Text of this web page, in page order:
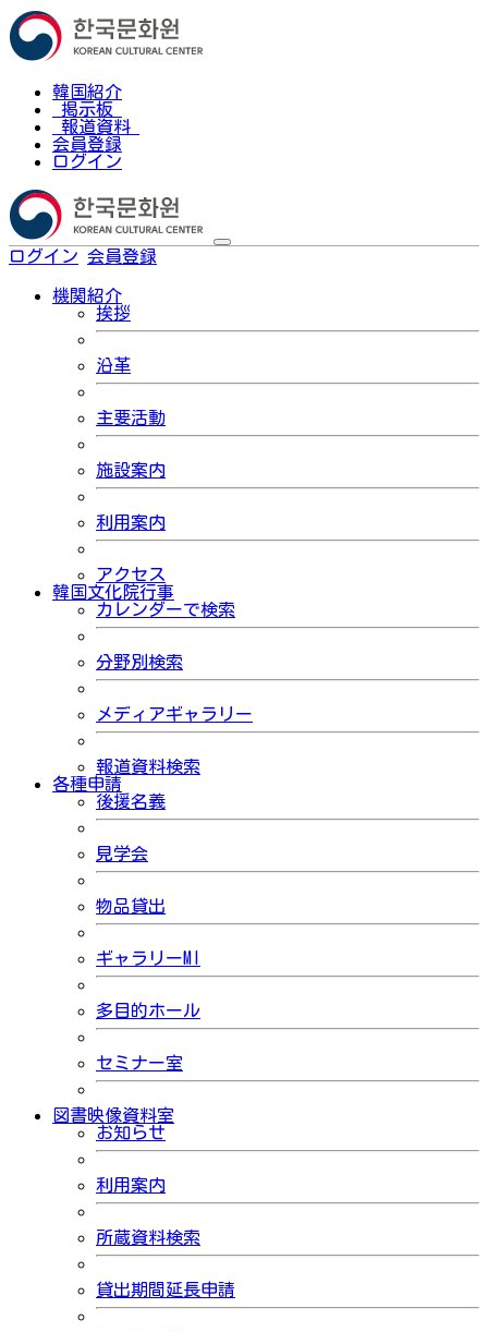
韓国紹介
掲示板
報道資料
会員登録
ログイン
ログイン 会員登録
機関紹介
挨拶
沿革
主要活動
施設案内
利用案内
アクセス
韓国文化院行事
カレンダーで検索
分野別検索
メディアギャラリー
報道資料検索
各種申請
後援名義
見学会
物品貸出
ギャラリーMI
多目的ホール
セミナー室
図書映像資料室
お知らせ
利用案内
所蔵資料検索
貸出期間延長申請